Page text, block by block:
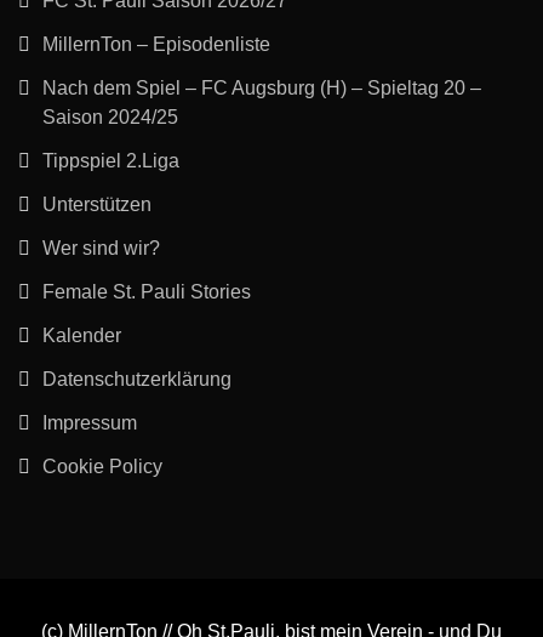
MillernTon – Episodenliste
Nach dem Spiel – FC Augsburg (H) – Spieltag 20 –
Saison 2024/25
Tippspiel 2.Liga
Unterstützen
Wer sind wir?
Female St. Pauli Stories
Kalender
Datenschutzerklärung
Impressum
Cookie Policy
(c) MillernTon // Oh St.Pauli, bist mein Verein - und Du